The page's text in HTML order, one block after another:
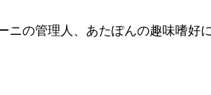
ニの管理人、あたぽんの趣味嗜好